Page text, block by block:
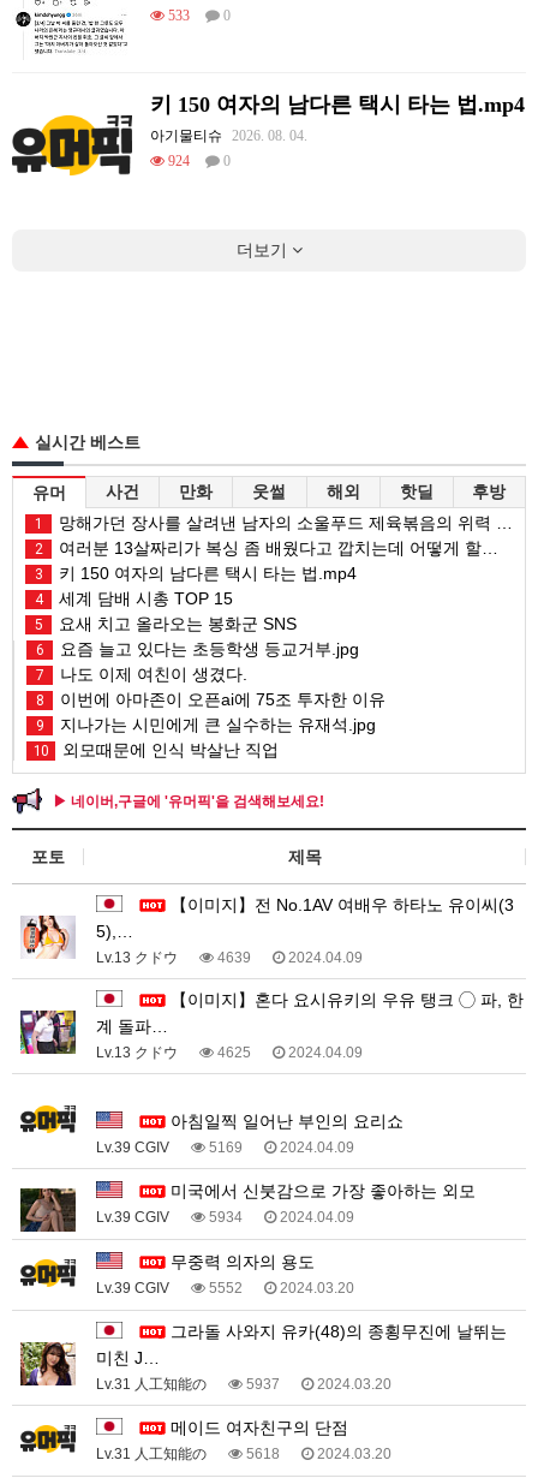
533 0
키 150 여자의 남다른 택시 타는 법.mp4
아기물티슈
2026. 08. 04.
924
0
더보기
실시간 베스트
유머 사건 만화 웃썰 해외 핫딜 후방
1 망해가던 장사를 살려낸 남자의 소울푸드 제육볶음의 위력 ㅋㅋ
2 여러분 13살짜리가 복싱 좀 배웠다고 깝치는데 어떻게 할까요?
3 키 150 여자의 남다른 택시 타는 법.mp4
4 세계 담배 시총 TOP 15
5 요새 치고 올라오는 봉화군 SNS
6 요즘 늘고 있다는 초등학생 등교거부.jpg
7 나도 이제 여친이 생겼다.
8 이번에 아마존이 오픈ai에 75조 투자한 이유
9 지나가는 시민에게 큰 실수하는 유재석.jpg
10 외모때문에 인식 박살난 직업
▶ 네이버,구글에 '유머픽'을 검색해보세요!
포토 제목
5),…
Lv.13 クドウ 4639 2024.04.09
계 돌파…
Lv.13 クドウ 4625 2024.04.09
아침일찍 일어난 부인의 요리쇼
Lv.39 CGIV 5169 2024.04.09
미국에서 신붓감으로 가장 좋아하는 외모
Lv.39 CGIV 5934 2024.04.09
무중력 의자의 용도
Lv.39 CGIV 5552 2024.03.20
미친 J…
Lv.31 人工知能の 5937 2024.03.20
메이드 여자친구의 단점
Lv.31 人工知能の 5618 2024.03.20